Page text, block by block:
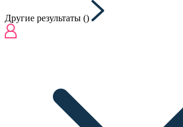
Другие результаты ()